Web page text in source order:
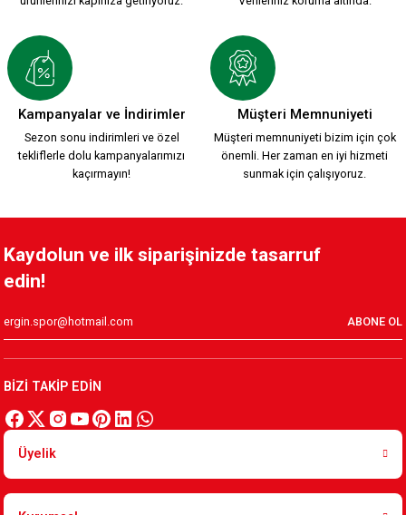
499,90 TL 1.500,00 TL
BASKETBOL ŞORT
499,90 TL
MİKRO ERKEK ŞORT ANTRASİT
MİKRO ERKEK ŞORT SİYAH
699,90 TL 699,90 TL
Kampanyalar ve İndirimler
Sezon sonu indirimleri ve özel
tekliflerle dolu kampanyalarımızı
kaçırmayın!
Müşteri Memnuniyeti
Müşteri memnuniyeti bizim için çok
önemli. Her zaman en iyi hizmeti
sunmak için çalışıyoruz.
Kaydolun ve ilk siparişinizde tasarruf
edin!
ABONE OL
BİZİ TAKİP EDİN
Üyelik